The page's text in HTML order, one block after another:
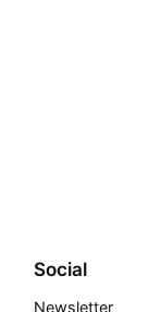
Social
Newsletter